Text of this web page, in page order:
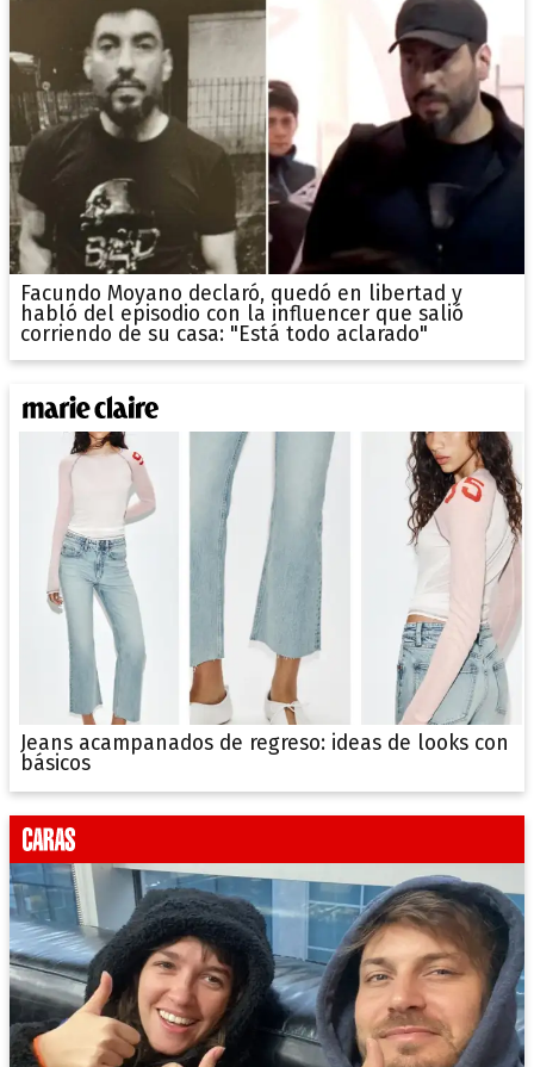
Facundo Moyano declaró, quedó en libertad y
habló del episodio con la influencer que salió
corriendo de su casa: "Está todo aclarado"
Jeans acampanados de regreso: ideas de looks con
básicos